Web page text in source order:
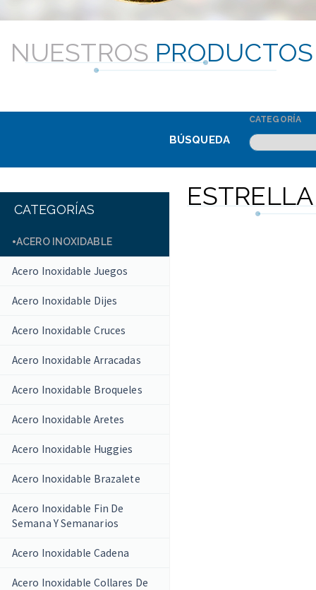
NUESTROS PRODUCTOS
CATEGORÍA
BÚSQUEDA
CATEGORÍAS
ACERO INOXIDABLE
Acero Inoxidable Juegos
Acero Inoxidable Dijes
Acero Inoxidable Cruces
Acero Inoxidable Arracadas
Acero Inoxidable Broqueles
Acero Inoxidable Aretes
Acero Inoxidable Huggies
Acero Inoxidable Brazalete
Acero Inoxidable Fin De
Semana Y Semanarios
Acero Inoxidable Cadena
Acero Inoxidable Collares De